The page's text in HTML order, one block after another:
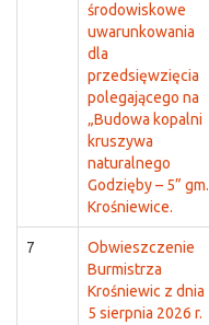
środowiskowe
uwarunkowania
dla
przedsięwzięcia
polegającego na
„Budowa kopalni
kruszywa
naturalnego
Godzięby – 5” gm.
Krośniewice.
7
Obwieszczenie
Burmistrza
Krośniewic z dnia
5 sierpnia 2026 r.